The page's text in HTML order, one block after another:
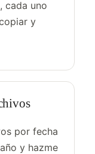
cada uno
y
por fecha
y hazme